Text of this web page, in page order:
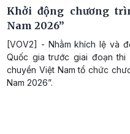
Khởi động chương
Nam 2026”
[VOV2] - Nhằm khích lệ và
Quốc gia trước giai đoạn
chuyền Việt Nam tổ chức
Nam 2026”.